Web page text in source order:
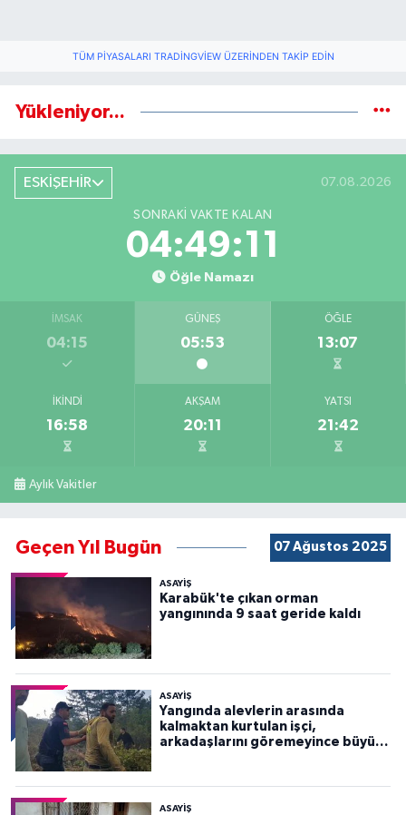
TÜM PIYASALARI TRADINGVIEW ÜZERINDEN TAKIP EDIN
Yükleniyor...
ESKİŞEHİR 07.08.2026
SONRAKI VAKTE KALAN
04:49:10
Öğle Namazı
İMSAK
04:15
GÜNEŞ
05:53
ÖĞLE
13:07
İKINDI
16:58
AKŞAM
20:11
YATSI
21:42
Aylık Vakitler
Geçen Yıl Bugün 07 Ağustos 2025
ASAYİŞ
Karabük'te çıkan orman
yangınında 9 saat geride kaldı
ASAYİŞ
Yangında alevlerin arasında
kalmaktan kurtulan işçi,
arkadaşlarını göremeyince büyük
ASAYİŞ